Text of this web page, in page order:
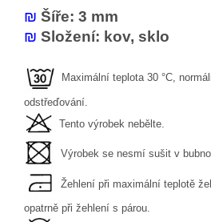
₪ Šíře: 3 mm
₪ Složení: kov, sklo
Maximální teplota 30 °C,
odstřeďování.
Tento výrobek nebělte.
Výrobek se nesmí sušit v
Žehlení při maximální teplotě
opatrně při žehlení s párou.